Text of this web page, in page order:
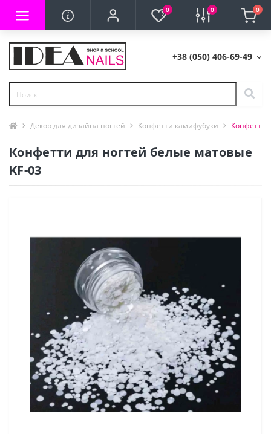
0 0 0
+38 (050) 406-69-49
Декор для дизайна ногтей Конфетти камифубуки Конфетти
Конфетти для ногтей белые матовые
KF-03